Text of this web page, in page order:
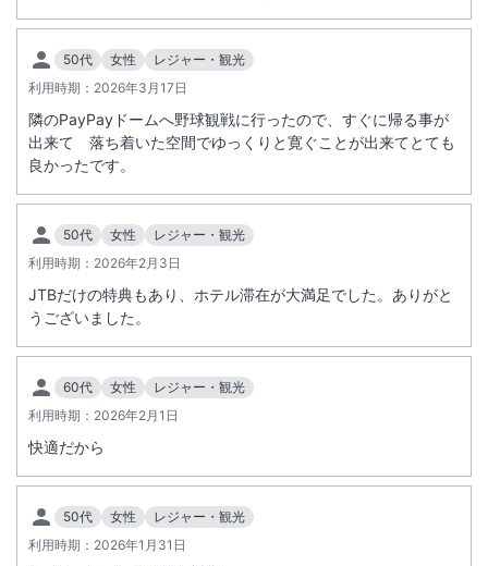
大浴場あり
施設からのお知らせ
・チェックインの際クレジットの提示やデポジットをお預かりする場合
・駐車場代金につきまして、１泊あたり２，０００円となります。
のご入場は、お断りいたしております。
＜定期メンテナンスに伴う停電について
2027年1月11日（月）午前00:00から翌朝午前5:00までメンテナンスを
停電中は電話やWi-Fi、空調、冷蔵庫、TV、エスカレーター、エレベー
ターなどがご利用いただけない、または一時的に不具合が生じる場合が
ございます。
50代 女性
レジャー・観光
利用時期： 2026年3月17日
隣のPayPayドームへ野球観戦に行ったので、すぐに帰る事が
出来て 落ち着いた空間でゆっくりと寛ぐことが出来てとても
良かったです。
50代 女性
レジャー・観光
利用時期： 2026年2月3日
JTBだけの特典もあり、ホテル滞在が大満足でした。ありがと
うございました。
60代 女性
レジャー・観光
利用時期： 2026年2月1日
快適だから
50代 女性
レジャー・観光
利用時期： 2026年1月31日